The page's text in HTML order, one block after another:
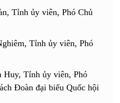
Tỉnh ủy viên, Phó Chủ
Tỉnh ủy viên, Phó
Tỉnh ủy viên, Phó
Đoàn đại biểu Quốc hội